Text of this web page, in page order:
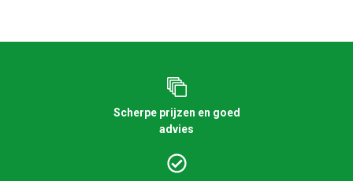
Scherpe prijzen en goed
advies